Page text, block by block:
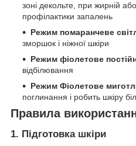
зоні декольте, при жирній
профілактики запалень
Режим помаранчеве
зморшок і ніжної шкіри
Режим фіолетове
відбілювання
Режим Фіолетове
поглинання і робить шкіру
Правила
1. Підготовка шкіри